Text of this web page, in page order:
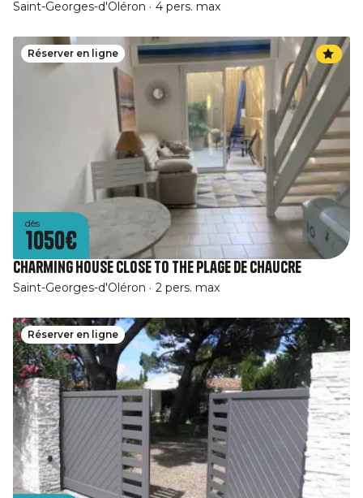
Saint-Georges-d'Oléron 4 pers. max
Réserver en ligne
dès
1050€
Charming house close to the plage de Chaucre
Saint-Georges-d'Oléron 2 pers. max
Réserver en ligne